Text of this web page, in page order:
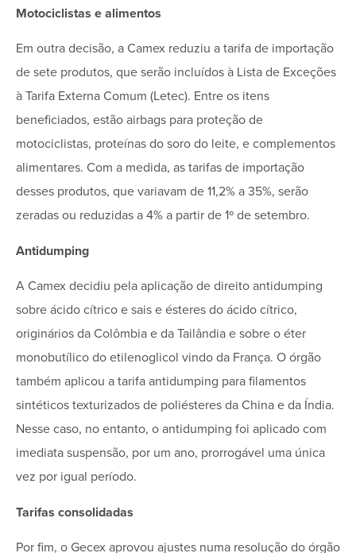
Motociclistas e alimentos
Em outra decisão, a Camex reduziu a tarifa de importação
de sete produtos, que serão incluídos à Lista de Exceções
à Tarifa Externa Comum (Letec). Entre os itens
beneficiados, estão airbags para proteção de
motociclistas, proteínas do soro do leite, e complementos
alimentares. Com a medida, as tarifas de importação
desses produtos, que variavam de 11,2% a 35%, serão
zeradas ou reduzidas a 4% a partir de 1º de setembro.
Antidumping
A Camex decidiu pela aplicação de direito antidumping
sobre ácido cítrico e sais e ésteres do ácido cítrico,
originários da Colômbia e da Tailândia e sobre o éter
monobutílico do etilenoglicol vindo da França. O órgão
também aplicou a tarifa antidumping para filamentos
sintéticos texturizados de poliésteres da China e da Índia.
Nesse caso, no entanto, o antidumping foi aplicado com
imediata suspensão, por um ano, prorrogável uma única
vez por igual período.
Tarifas consolidadas
Por fim, o Gecex aprovou ajustes numa resolução do órgão